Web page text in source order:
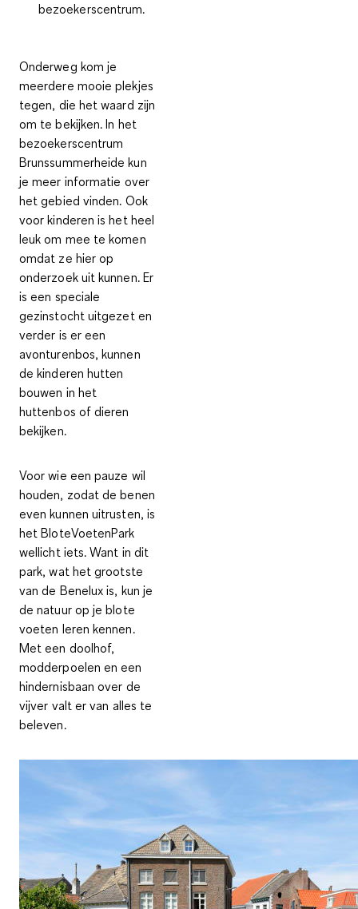
bezoekerscentrum.
Onderweg kom je
meerdere mooie plekjes
tegen, die het waard zijn
om te bekijken. In het
bezoekerscentrum
Brunssummerheide kun
je meer informatie over
het gebied vinden. Ook
voor kinderen is het heel
leuk om mee te komen
omdat ze hier op
onderzoek uit kunnen. Er
is een speciale
gezinstochtuitgezet en
verder is er een
avonturenbos,kunnen
de kinderen hutten
bouwen in het
huttenbos of dieren
bekijken.
Voor wie een pauze wil
houden, zodat de benen
even kunnen uitrusten, is
hetBloteVoetenPark
wellicht iets. Want in dit
park, wat het grootste
van de Benelux is, kun je
de natuur op je blote
voeten leren kennen.
Met een doolhof,
modderpoelen en een
hindernisbaan over de
vijver valt er van alles te
beleven.